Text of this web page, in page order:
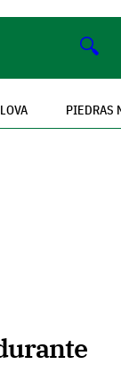
🔍
PIEDRAS